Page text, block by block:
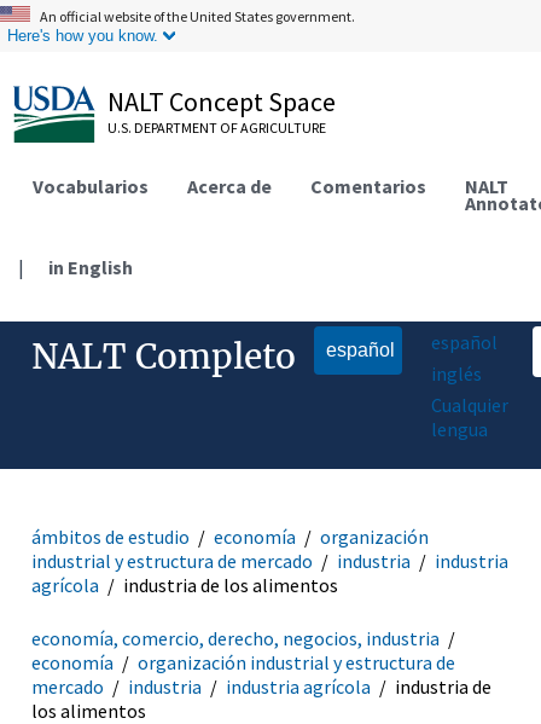
An official website of the United States government.
Here's how you know.
NALT Concept Space
U.S. DEPARTMENT OF AGRICULTURE
Vocabularios Acerca de Comentarios NALT
| in English
NALT Completo español
español
inglés
Cualquier
lengua
ámbitos de estudio economía
organización
industrial y estructura de mercado
industria
industria
agrícola
industria de los alimentos
economía, comercio, derecho, negocios, industria
economía
organización industrial y estructura de
mercado
industria industria agrícola
industria de
los alimentos